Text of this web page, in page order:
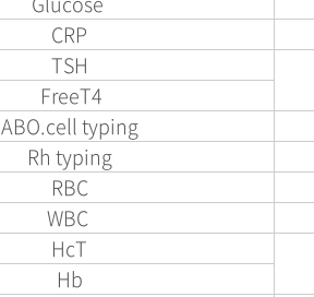
CRP
TSH
FreeT4
ABO.cell typing
Rh typing
RBC
WBC
HcT
Hb